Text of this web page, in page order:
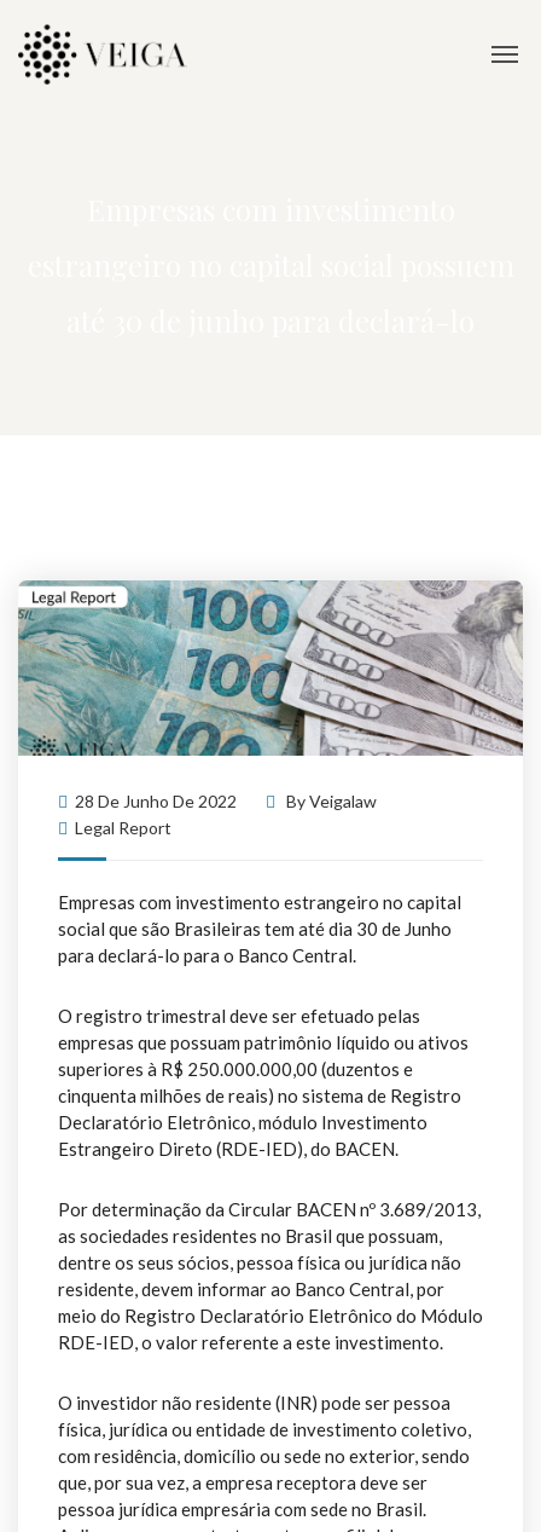
28 De Junho De 2022 ByVeigalaw
Legal Report
Empresas com investimento estrangeiro no capital
social que são Brasileiras tem até dia 30 de Junho
para declará-lo para o Banco Central.
O registro trimestral deve ser efetuado pelas
empresas que possuam patrimônio líquido ou ativos
superiores à R$ 250.000.000,00 (duzentos e
cinquenta milhões de reais) no sistema de Registro
Declaratório Eletrônico, módulo Investimento
Estrangeiro Direto (RDE-IED), do BACEN.
Por determinação da Circular BACEN nº 3.689/2013,
as sociedades residentes no Brasil que possuam,
dentre os seus sócios, pessoa física ou jurídica não
residente, devem informar ao Banco Central, por
meio do Registro Declaratório Eletrônico do Módulo
RDE-IED, o valor referente a este investimento.
O investidor não residente (INR) pode ser pessoa
física, jurídica ou entidade de investimento coletivo,
com residência, domicílio ou sede no exterior, sendo
que, por sua vez, a empresa receptora deve ser
pessoa jurídica empresária com sede no Brasil.